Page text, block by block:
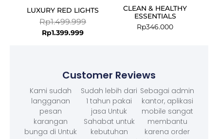
LUXURY RED LIGHTS
Rp1.499.999
Rp1.399.999
CLEAN & HEALTHY
ESSENTIALS
Rp346.000
Customer Reviews
Kami sudah
langganan
pesan
karangan
bunga di Untuk
Sudah lebih dari
1 tahun pakai
jasa Untuk
Sahabat untuk
kebutuhan
Sebagai admin
kantor, aplikasi
mobile sangat
membantu
karena order